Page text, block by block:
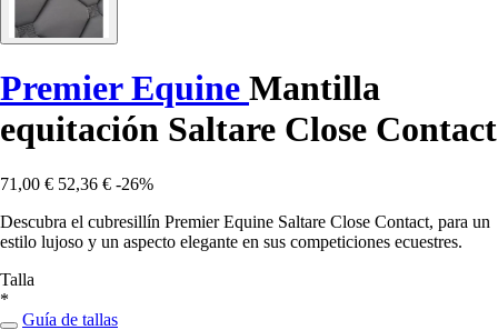
Premier Equine Mantilla
equitación Saltare Close Contact
71,00 € 52,36 € -26%
Descubra el cubresillín Premier Equine Saltare Close Contact, para un
estilo lujoso y un aspecto elegante en sus competiciones ecuestres.
Talla
*
Guía de tallas